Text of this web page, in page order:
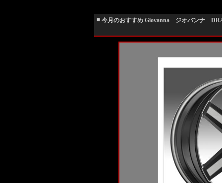
■ 今月のおすすめ Giovanna ジオバンナ